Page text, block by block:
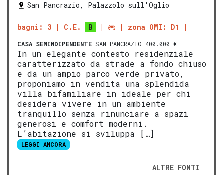
San Pancrazio, Palazzolo sull'Oglio
bagni: 3 C.E. B zona OMI: D1
CASA SEMINDIPENDENTE SAN PANCRAZIO 400.000 €
In un elegante contesto residenziale
caratterizzato da strade a fondo chiuso
e da un ampio parco verde privato,
proponiamo in vendita una splendida
villa bifamiliare in ideale per chi
desidera vivere in un ambiente
tranquillo senza rinunciare a spazi
generosi e comfort moderni.
L’abitazione si sviluppa […]
LEGGI ANCORA
ALTRE FONTI